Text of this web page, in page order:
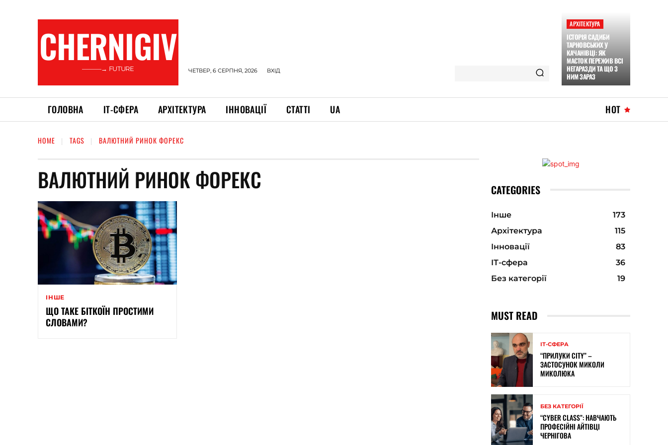
CHERNIGIV
———→ FUTURE ЧЕТВЕР, 6 СЕРПНЯ, 2026 ВХІД
АРХІТЕКТУРА
ІСТОРІЯ САДИБИ
ТАРНОВСЬКИХ У
КАЧАНІВЦІ: ЯК
МАЄТОК ПЕРЕЖИВ ВСІ
НЕГАРАЗДИ ТА ЩО З
НИМ ЗАРАЗ
ГОЛОВНА ІТ-СФЕРА АРХІТЕКТУРА ІННОВАЦІЇ СТАТТІ UA HOT
HOME TAGS ВАЛЮТНИЙ РИНОК ФОРЕКС
ВАЛЮТНИЙ РИНОК ФОРЕКС
ІНШЕ
ЩО ТАКЕ БІТКОЇН ПРОСТИМИ
СЛОВАМИ?
CATEGORIES
Інше
173
Архітектура
115
Інновації
83
ІТ-сфера
36
Без категорії
19
MUST READ
ІТ-СФЕРА
“ПРИЛУКИ CITY” –
ЗАСТОСУНОК МИКОЛИ
МИКОЛЮКА
БЕЗ КАТЕГОРІЇ
“CYBER CLASS”: НАВЧАЮТЬ
ПРОФЕСІЙНІ АЙТІВЦІ
ЧЕРНІГОВА